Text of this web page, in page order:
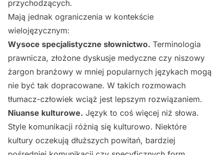
przychodzących.
Mają jednak ograniczenia w kontekście
wielojęzycznym:
Wysoce specjalistyczne słownictwo. Terminologia
prawnicza, złożone dyskusje medyczne czy niszowy
żargon branżowy w mniej popularnych językach mogą
nie być tak dopracowane. W takich rozmowach
tłumacz-człowiek wciąż jest lepszym rozwiązaniem.
Niuanse kulturowe. Język to coś więcej niż słowa.
Style komunikacji różnią się kulturowo. Niektóre
kultury oczekują dłuższych powitań, bardziej